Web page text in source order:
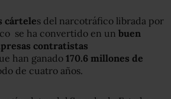
cárteles del narcotráfico librada por
se ha convertido en un buen
contratistas
han ganado170.6 millones de
de cuatro años.